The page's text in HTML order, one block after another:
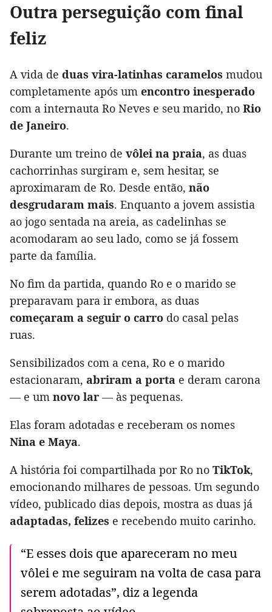
Outra perseguição com final
feliz
A vida de duas vira-latinhas caramelos mudou
completamente após um encontro inesperado
com a internauta Ro Neves e seu marido, no Rio
de Janeiro.
Durante um treino de vôlei na praia, as duas
cachorrinhas surgiram e, sem hesitar, se
aproximaram de Ro. Desde então, não
desgrudaram mais. Enquanto a jovem assistia
ao jogo sentada na areia, as cadelinhas se
acomodaram ao seu lado, como se já fossem
parte da família.
No fim da partida, quando Ro e o marido se
preparavam para ir embora, as duas
começaram a seguir o carro do casal pelas
ruas.
Sensibilizados com a cena, Ro e o marido
estacionaram, abriram a porta e deram carona
— e um novo lar — às pequenas.
Elas foram adotadas e receberam os nomes
Nina e Maya.
A história foi compartilhada por Ro no TikTok,
emocionando milhares de pessoas. Um segundo
vídeo, publicado dias depois, mostra as duas já
adaptadas, felizes e recebendo muito carinho.
“E esses dois que apareceram no meu
vôlei e me seguiram na volta de casa para
serem adotadas”, diz a legenda